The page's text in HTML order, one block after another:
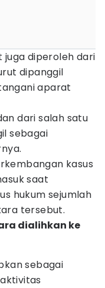
juga diperoleh dari
dipanggil
aparat
dari salah satu
sebagai
kasus
saat
hukum sejumlah
tersebut.
dialihkan ke
sebagai